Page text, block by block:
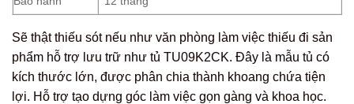
Sẽ thật thiếu sót nếu như văn phòng làm việc thiếu đi sản
phẩm hỗ trợ lưu trữ như tủ TU09K2CK. Đây là mẫu tủ có
kích thước lớn, được phân chia thành khoang chứa tiện
lợi. Hỗ trợ tạo dựng góc làm việc gọn gàng và khoa học.